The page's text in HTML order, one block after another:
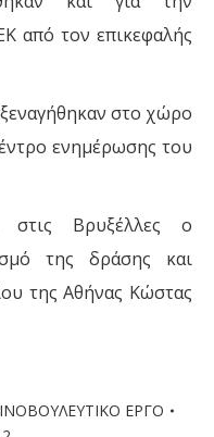
από τον επικεφαλής
στο χώρο
ενημέρωσης του
στις Βρυξέλλες ο
της δράσης και
της Αθήνας Κώστας
ΕΡΓΟ